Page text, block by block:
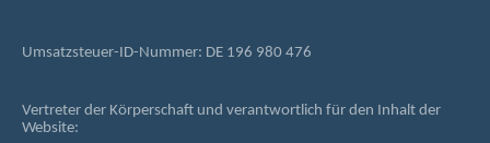
Umsatzsteuer-ID-Nummer: DE 196 980 476
Vertreter der Körperschaft und verantwortlich für den Inhalt der
Website: